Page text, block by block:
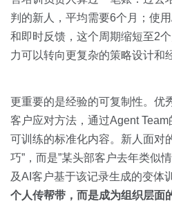
判的新人，平均需要6个月；使
和即时反馈，这个周期缩短至2
力可以转向更复杂的策略设计和
更重要的是经验的可复制性。优
客户应对方法，通过Agent
可训练的标准化内容。新人面对
巧”，而是”某头部客户去年类似
及AI客户基于该记录生成的变体
个人传帮带，而是成为组织层面